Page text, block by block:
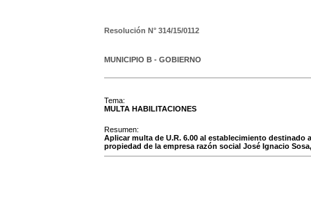
Resolución N° 314/15/0112
MUNICIPIO B - GOBIERNO
Tema:
MULTA HABILITACIONES
Resumen:
Aplicar multa de U.R. 6.00 al establecimiento destinado
propiedad de la empresa razón social José Ignacio Sosa,